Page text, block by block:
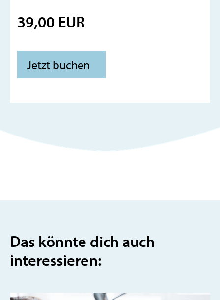
39,00 EUR
Jetzt buchen
Das könnte dich auch
interessieren: